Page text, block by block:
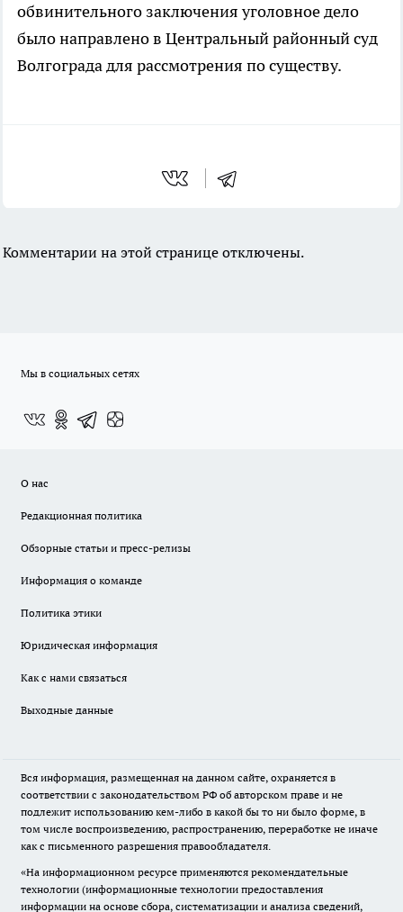
обвинительного заключения уголовное дело
было направлено в Центральный районный суд
Волгограда для рассмотрения по существу.
Комментарии на этой странице отключены.
Мы в социальных сетях
О нас
Редакционная политика
Обзорные статьи и пресс-релизы
Информация о команде
Политика этики
Юридическая информация
Как с нами связаться
Выходные данные
Вся информация, размещенная на данном сайте, охраняется в
соответствии с законодательством РФ об авторском праве и не
подлежит использованию кем-либо в какой бы то ни было форме, в
том числе воспроизведению, распространению, переработке не иначе
как с письменного разрешения правообладателя.
«На информационном ресурсе применяются рекомендательные
технологии (информационные технологии предоставления
информации на основе сбора, систематизации и анализа сведений,